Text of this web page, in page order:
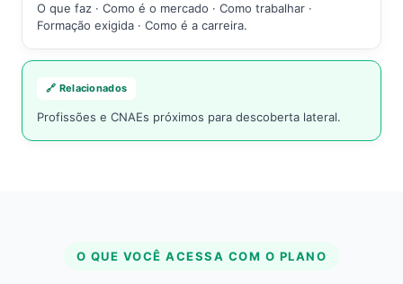
O que faz · Como é o mercado · Como trabalhar ·
Formação exigida · Como é a carreira.
🔗 Relacionados
Profissões e CNAEs próximos para descoberta lateral.
O QUE VOCÊ ACESSA COM O PLANO